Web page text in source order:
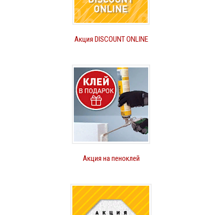
Акция DISCOUNT ONLINE
Акция на пеноклей